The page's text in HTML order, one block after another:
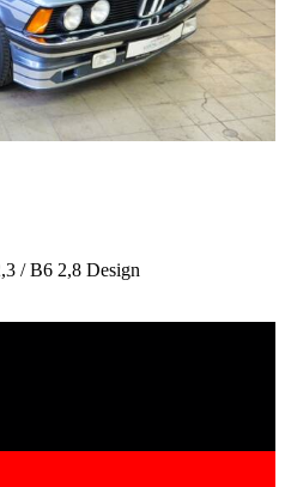
/ B6 2,8 Design